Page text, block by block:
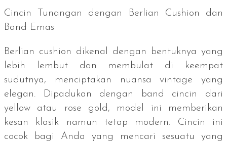
Cincin Tunangan dengan Berlian Cushion dan
Band Emas
Berlian cushion dikenal dengan bentuknya yang
lebih lembut dan membulat di keempat
sudutnya, menciptakan nuansavintage yang
elegan. Dipadukan dengan
band cincin dari
yellow atau rose gold , model ini memberikan
kesan klasik namun tetap modern. Cincin ini
cocok bagi Anda yang mencari sesuatu yang